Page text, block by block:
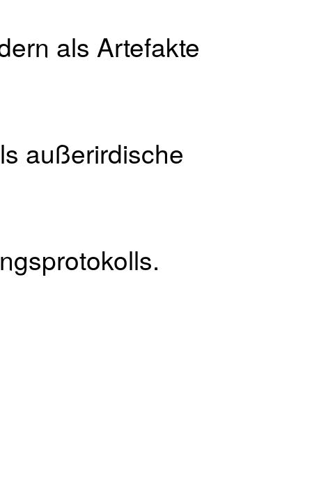
als Artefakte
außerirdische